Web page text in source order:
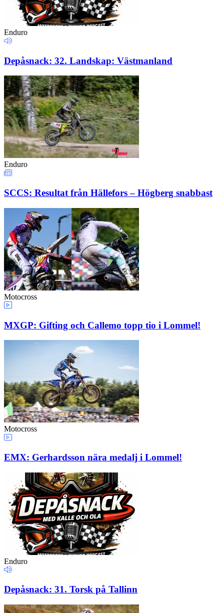
Enduro
Depåsnack: 32. Landskap: Västmanland
Enduro
SCCS: Resultat från Hällefors – Högberg snabbast
Motocross
MXGP: Gifting och Callemo topp tio i Lommel!
Motocross
EMX: Gerhardsson nära medalj i Lommel!
Enduro
Depåsnack: 31. Torsk på Tallinn